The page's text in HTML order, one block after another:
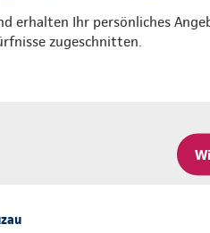
erhalten Ihr persönliches
zugeschnitten.